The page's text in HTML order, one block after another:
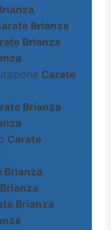
Brianza
Brianza
Carate
Brianza
Carate
Brianza
Brianza